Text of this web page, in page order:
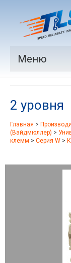
Меню
Рынки
2 уровня
Главная >
(Вайдмюллер) >
клемм > Серия W >